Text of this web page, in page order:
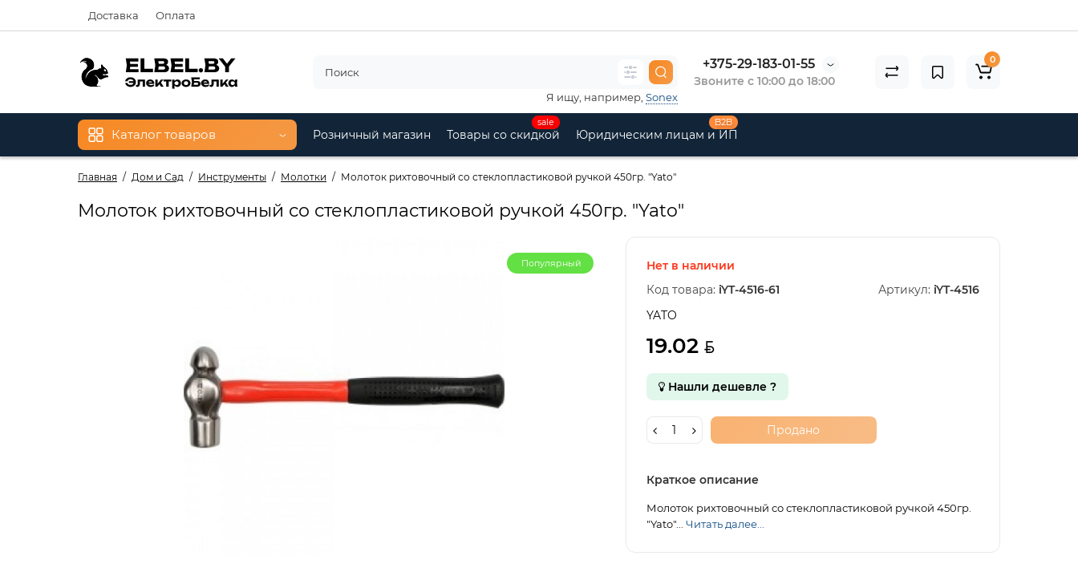
Доставка Оплата
+375-29-183-01-55
Звоните с 10:00 до 18:00
Я ищу, например, Sonex
0
Каталог товаров Розничный магазин
sale
Товары со скидкой
B2B
Юридическим лицам и ИП
Главная Дом и Сад Инструменты Молотки Молоток рихтовочный со стеклопластиковой ручкой 450гр. "Yato"
Молоток рихтовочный со стеклопластиковой ручкой 450гр. "Yato"
Популярный
Нет в наличии
Код товара: iYT-4516-61 Артикул: iYT-4516
YATO
19.02
Нашли дешевле ?
Продано
Краткое описание
Молоток рихтовочный со стеклопластиковой ручкой 450гр.
"Yato"... Читать далее...